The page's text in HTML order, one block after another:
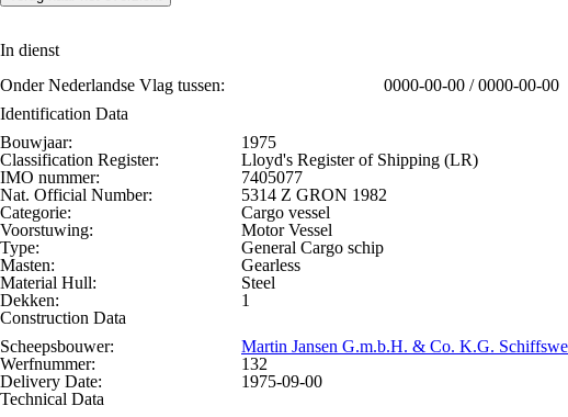
In dienst
Onder Nederlandse Vlag tussen:
0000-00-00 / 0000-00-00
Identification Data
Bouwjaar:
1975
Classification Register:
Lloyd's Register of Shipping (LR)
IMO nummer:
7405077
Nat. Official Number:
5314 Z GRON 1982
Categorie:
Cargo vessel
Voorstuwing:
Motor Vessel
Type:
General Cargo schip
Masten:
Gearless
Material Hull:
Steel
Dekken:
1
Construction Data
Scheepsbouwer:
Martin Jansen G.m.b.H. & Co. K.G.
Werfnummer:
132
Delivery Date:
1975-09-00
Technical Data